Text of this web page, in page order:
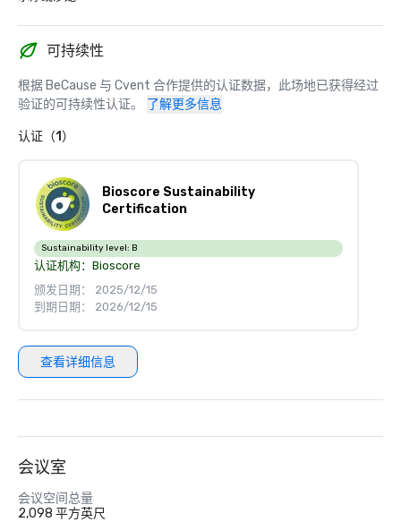
可持续性
根据 BeCause 与 Cvent 合作提供的认证数据，此场地已获得经过
验证的可持续性认证。
了解更多信息
认证（1）
Bioscore Sustainability
Certification
Sustainability level: B
认证机构： Bioscore
颁发日期： 2025/12/15
到期日期： 2026/12/15
查看详细信息
会议室
会议空间总量
2,098 平方英尺